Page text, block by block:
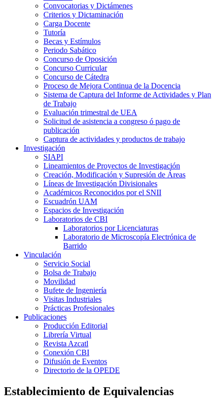
Convocatorias y Dictámenes
Criterios y Dictaminación
Carga Docente
Tutoría
Becas y Estímulos
Periodo Sabático
Concurso de Oposición
Concurso Curricular
Concurso de Cátedra
Proceso de Mejora Continua de la Docencia
Sistema de Captura del Informe de Actividades y Plan
de Trabajo
Evaluación trimestral de UEA
Solicitud de asistencia a congreso ó pago de
publicación
Captura de actividades y productos de trabajo
Investigación
SIAPI
Lineamientos de Proyectos de Investigación
Creación, Modificación y Supresión de Áreas
Líneas de Investigación Divisionales
Académicos Reconocidos por el SNII
Escuadrón UAM
Espacios de Investigación
Laboratorios de CBI
Laboratorios por Licenciaturas
Laboratorio de Microscopía Electrónica de
Barrido
Vinculación
Servicio Social
Bolsa de Trabajo
Movilidad
Bufete de Ingeniería
Visitas Industriales
Prácticas Profesionales
Publicaciones
Producción Editorial
Librería Virtual
Revista Azcatl
Conexión CBI
Difusión de Eventos
Directorio de la OPEDE
Establecimiento de Equivalencias